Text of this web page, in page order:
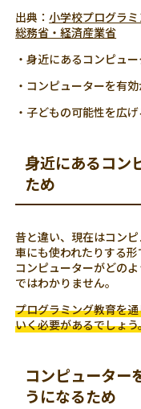
出典：小学校プログラ
総務省・経済産業省
・身近にあるコンピュ
・コンピューターを有
・子どもの可能性を広
身近にあるコン
ため
昔と違い、現在はコン
車にも使われたりする
コンピューターがどの
ではわかりません。
プログラミング教育を
いく必要があるでしょう
コンピューター
うになるため